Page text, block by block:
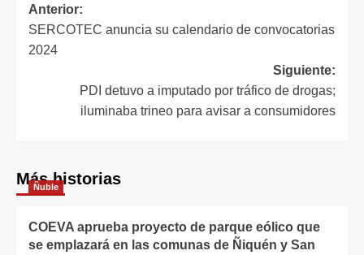
Anterior:
SERCOTEC anuncia su calendario de convocatorias
2024
Siguiente:
PDI detuvo a imputado por tráfico de drogas;
iluminaba trineo para avisar a consumidores
Más historias
Ñuble
COEVA aprueba proyecto de parque eólico que
se emplazará en las comunas de Ñiquén y San